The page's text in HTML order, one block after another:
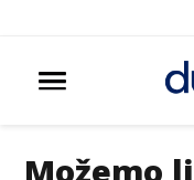
Možemo